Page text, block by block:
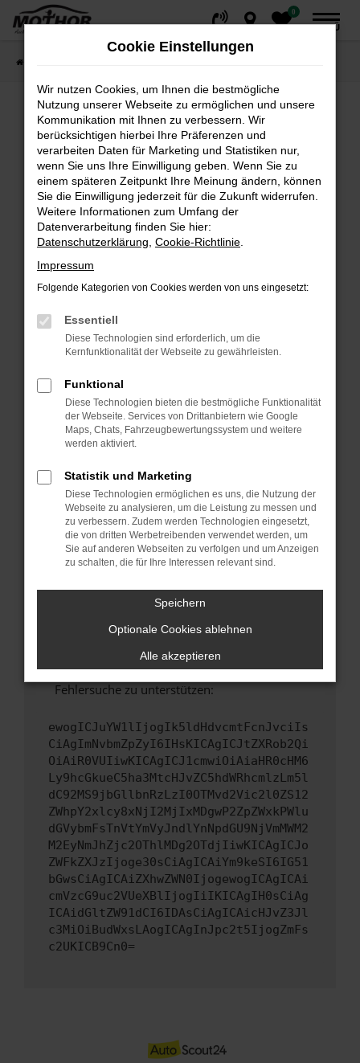
Zum
0
MENÜ
Fehler: Network Error
Beim Laden ist ein Fehler aufgetreten.
Hier sind ein paar Tipps, die dir helfen können:
Überprüfe deine Firewall und deine
Internetverbindung.
Suchmaschine?
Manche Erweiterungen, wie Werbeblocker,
können das Laden bestimmter Seiten
verhindern. Funktioniert die Seite in einem
Fenster?
Starte dein Gerät neu.
Das kann manchmal helfen, vorübergehende
Probleme zu beheben.
Stelle sicher, dass dein Browser und dein
Betriebssystem auf dem neuesten Stand
sind.
Veraltete Software birgt nicht nur ein
Sicherheitsrisiko, sondern kann auch dazu
führen, dass bestimmte Funktionen nicht mehr
Wende dich an den Webseitenbetreiber.
hast, kontaktiere uns bitte. Wir werden
versuchen, das Problem zu beheben. Du kannst
uns diesen Text schicken, um uns bei der
Fehlersuche zu unterstützen:
ewogICJuYW1lIjogIk5ldHdvcmtFcnJvciIs
CiAgImNvbmZpZyI6IHsKICAgICJtZXRob2Qi
OiAiR0VUIiwKICAgICJ1cmwiOiAiaHR0cHM6
Ly9hcGkueC5ha3MtcHJvZC5hdWRhcmlzLm5l
dC92MS9jbGllbnRzLzI0OTMvd2Vic2l0ZS12
ZWhpY2xlcy8xNjI2MjIxMDgwP2ZpZWxkPWlu
dGVybmFsTnVtYmVyJndlYnNpdGU9NjVmMWM2
M2EyNmJhZjc2OThlMDg2OTdjIiwKICAgICJo
ZWFkZXJzIjoge30sCiAgICAiYm9keSI6IG51
bGwsCiAgICAiZXhwZWN0IjogewogICAgICAi
cmVzcG9uc2VUeXBlIjogIiIKICAgIH0sCiAg
ICAidGltZW91dCI6IDAsCiAgICAicHJvZ3Jl
c3MiOiBudWxsLAogICAgInJpc2t5IjogZmFs
c2UKICB9Cn0=
Cookie Einstellungen
Wir nutzen Cookies, um Ihnen die bestmögliche
Nutzung unserer Webseite zu ermöglichen und unsere
Kommunikation mit Ihnen zu verbessern. Wir
berücksichtigen hierbei Ihre Präferenzen und
verarbeiten Daten für Marketing und Statistiken nur,
wenn Sie uns Ihre Einwilligung geben. Wenn Sie zu
einem späteren Zeitpunkt Ihre Meinung ändern, können
Sie die Einwilligung jederzeit für die Zukunft widerrufen.
Weitere Informationen zum Umfang der
Datenverarbeitung finden Sie hier:
Datenschutzerklärung Cookie-Richtlinie
Impressum
Folgende Kategorien von Cookies werden von uns eingesetzt:
Essentiell
Diese Technologien sind erforderlich, um die
Kernfunktionalität der Webseite zu gewährleisten.
Funktional
Diese Technologien bieten die bestmögliche Funktionalität
der Webseite. Services von Drittanbietern wie Google
Maps, Chats, Fahrzeugbewertungssystem und weitere
werden aktiviert.
Statistik und Marketing
Diese Technologien ermöglichen es uns, die Nutzung der
Webseite zu analysieren, um die Leistung zu messen und
zu verbessern. Zudem werden Technologien eingesetzt,
die von dritten Werbetreibenden verwendet werden, um
Sie auf anderen Webseiten zu verfolgen und um Anzeigen
zu schalten, die für Ihre Interessen relevant sind.
Speichern
Optionale Cookies ablehnen
Alle akzeptieren